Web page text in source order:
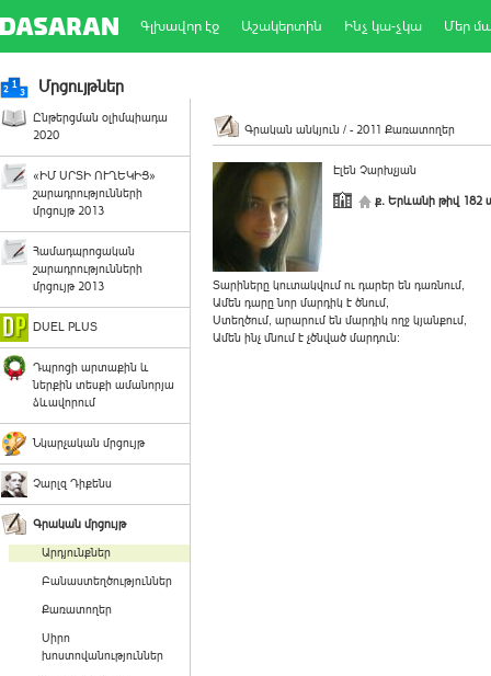
Գլխավոր էջ Աշակերտին Ինչ կա-չկա Մեր
Մրցույթներ
Ընթերցման օլիմպիադա
2020
«ԻՄ ՍՐՏԻ ՈՒՂԵԿԻՑ»
շարադրությունների
մրցույթ 2013
Համադպրոցական
շարադրությունների
մրցույթ 2013
DUEL PLUS
Դպրոցի արտաքին և
ներքին տեսքի ամանորյա
ձևավորում
Նկարչական մրցույթ
Չարլզ Դիքենս
Գրական մրցույթ
Արդյունքներ
Բանաստեղծություններ
Քառատողեր
Սիրո
խոստովանություններ
Գրական անկյուն / - 2011 Քառատողեր
Էլեն Չարխչյան
ք. Երևանի թիվ 182
Տարիները կուտակվում ու դարեր են դառնում,
Ամեն դարը նոր մարդիկ է ծնում,
Ստեղծում, արարում են մարդիկ ողջ կյանքում,
Ամեն ինչ մնում է չծնված մարդուն: